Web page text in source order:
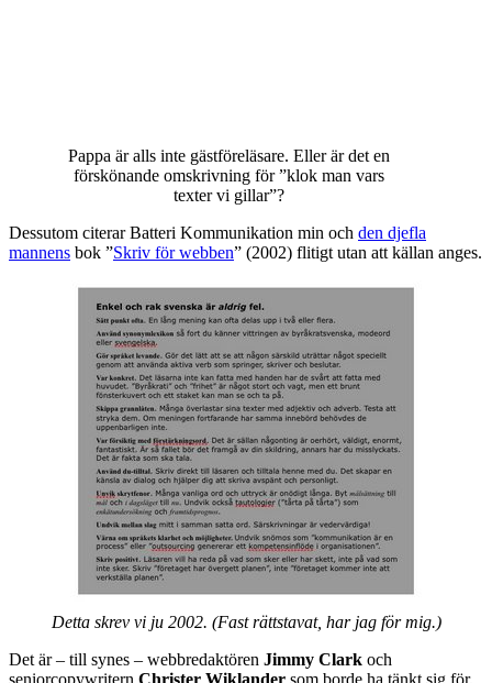
Pappa är alls inte gästföreläsare. Eller är det en
förskönande omskrivning för ”klok man vars
texter vi gillar”?
Dessutom citerar Batteri Kommunikation min och den djefla
mannens bok ”Skriv för webben” (2002) flitigt utan att källan anges.
Detta skrev vi ju 2002. (Fast rättstavat, har jag för mig.)
Det är – till synes – webbredaktören Jimmy Clark och